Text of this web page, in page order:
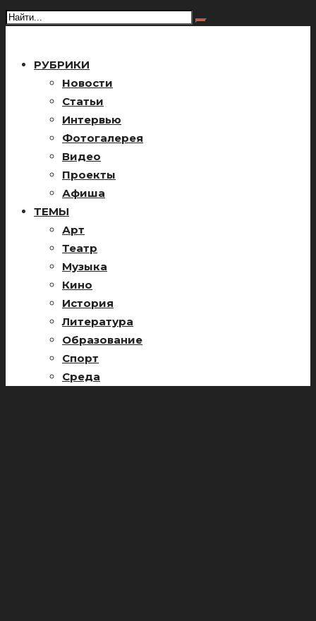
РУБРИКИ
Новости
Статьи
Интервью
Фотогалерея
Видео
Проекты
Афиша
ТЕМЫ
Арт
Театр
Музыка
Кино
История
Литература
Образование
Спорт
Среда